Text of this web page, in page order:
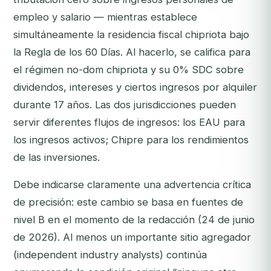
empleo y salario — mientras establece
simultáneamente la residencia fiscal chipriota bajo
la Regla de los 60 Días. Al hacerlo, se califica para
el régimen no-dom chipriota y su 0% SDC sobre
dividendos, intereses y ciertos ingresos por alquiler
durante 17 años. Las dos jurisdicciones pueden
servir diferentes flujos de ingresos: los EAU para
los ingresos activos; Chipre para los rendimientos
de las inversiones.
Debe indicarse claramente una advertencia crítica
de precisión: este cambio se basa en fuentes de
nivel B en el momento de la redacción (24 de junio
de 2026). Al menos un importante sitio agregador
(independent industry analysts) continúa